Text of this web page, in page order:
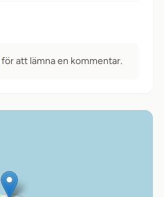
för att lämna en kommentar.